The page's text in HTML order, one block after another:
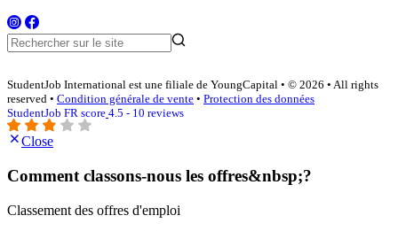
StudentJob International est une filiale de YoungCapital • © 2026 • All rights
reserved • Condition générale de vente • Protection des données
StudentJob FR score 4.5 - 10 reviews
Close
Comment classons-nous les offres&nbsp;?
Classement des offres d'emploi